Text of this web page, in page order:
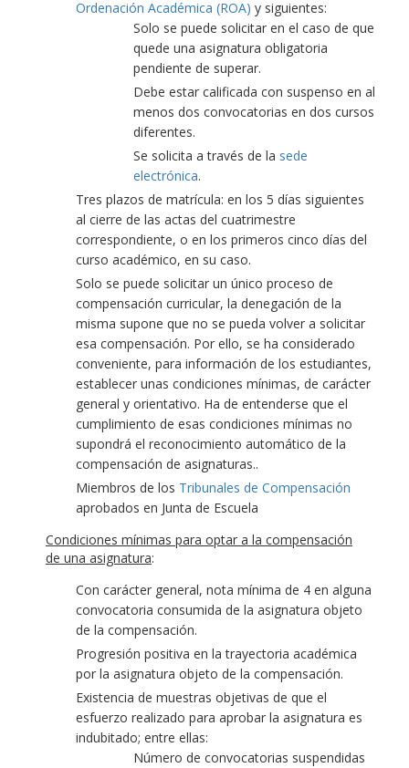
Ordenación Académica (ROA) y siguientes:
Solo se puede solicitar en el caso de que
quede una asignatura obligatoria
pendiente de superar.
Debe estar calificada con suspenso en al
menos dos convocatorias en dos cursos
diferentes.
Se solicita a través de la sede
electrónica.
Tres plazos de matrícula: en los 5 días siguientes
al cierre de las actas del cuatrimestre
correspondiente, o en los primeros cinco días del
curso académico, en su caso.
Solo se puede solicitar un único proceso de
compensación curricular, la denegación de la
misma supone que no se pueda volver a solicitar
esa compensación. Por ello, se ha considerado
conveniente, para información de los estudiantes,
establecer unas condiciones mínimas, de carácter
general y orientativo. Ha de entenderse que el
cumplimiento de esas condiciones mínimas no
supondrá el reconocimiento automático de la
compensación de asignaturas..
Miembros de los Tribunales de Compensación
aprobados en Junta de Escuela
Condiciones mínimas para optar a la compensación
de una asignatura:
Con carácter general, nota mínima de 4 en alguna
convocatoria consumida de la asignatura objeto
de la compensación.
Progresión positiva en la trayectoria académica
por la asignatura objeto de la compensación.
Existencia de muestras objetivas de que el
esfuerzo realizado para aprobar la asignatura es
indubitado; entre ellas:
Número de convocatorias suspendidas